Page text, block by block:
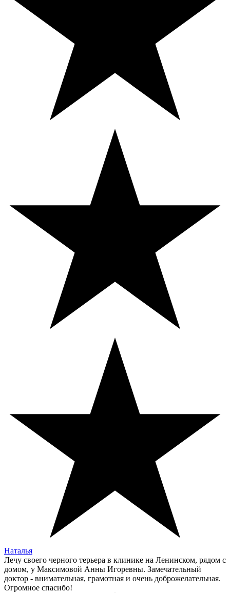
Наталья
Лечу своего черного терьера в клинике на Ленинском, рядом с
домом, у Максимовой Анны Игоревны. Замечательный
доктор - внимательная, грамотная и очень доброжелательная.
Огромное спасибо!